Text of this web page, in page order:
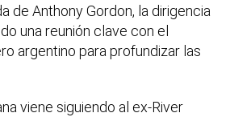
de Anthony Gordon, la dirigencia
una reunión clave con el
argentino para profundizar las
viene siguiendo al ex-River